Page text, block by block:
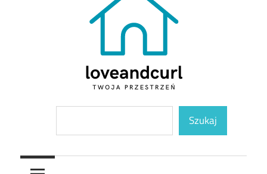
Loveandcurl Szukaj